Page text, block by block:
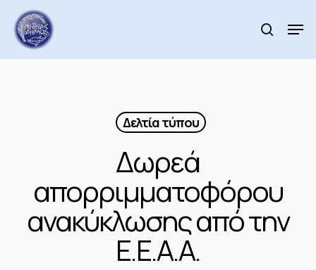
main
content
search
Δελτία τύπου
Δωρεά
απορριμματοφόρου
ανακύκλωσης από την
Ε.Ε.Α.Α.
Menu